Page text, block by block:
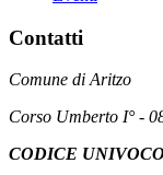
Contatti
Comune di Aritzo
Corso Umberto I° -
CODICE